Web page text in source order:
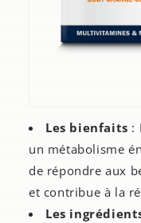
Les bienfaits :
un métabolisme
de répondre aux
et contribue à la
Les